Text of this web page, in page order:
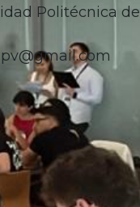
Politécnica de